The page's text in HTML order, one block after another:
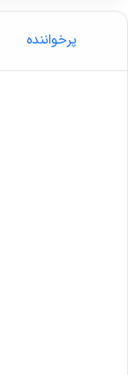
پرخواننده